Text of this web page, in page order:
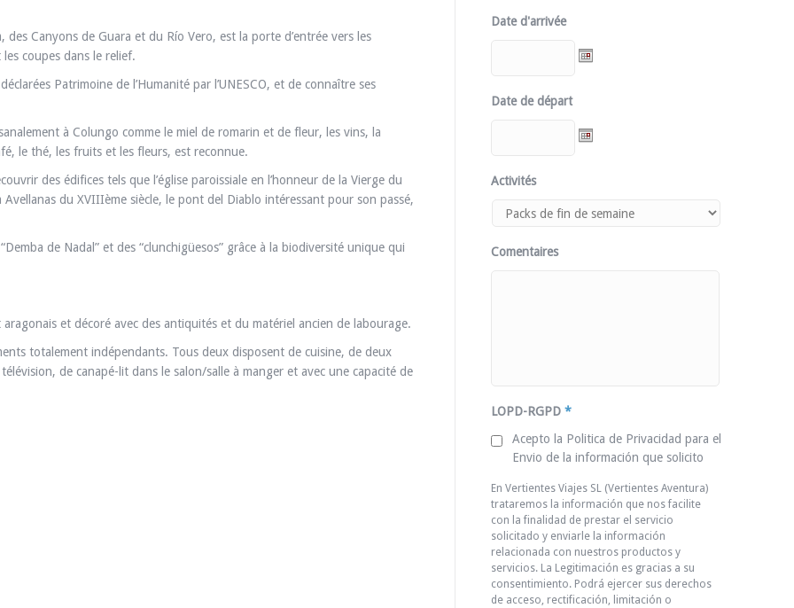
Canyons de Guara et du Río Vero, est la porte d’entrée vers les
coupes dans le relief.
Patrimoine de l’Humanité par l’UNESCO, et de connaître ses
à Colungo comme le miel de romarin et de fleur, les vins, la
le thé, les fruits et les fleurs, est reconnue.
des édifices tels que l’église paroissiale en l’honneur de la Vierge du
du XVIIIème siècle, le pont del Diablo intéressant pour son passé,
de Nadal” et des “clunchigüesos” grâce à la biodiversité unique qui
et décoré avec des antiquités et du matériel ancien de labourage.
totalement indépendants. Tous deux disposent de cuisine, de deux
de canapé-lit dans le salon/salle à manger et avec une capacité de
Date d'arrivée
Date de départ
Activités
Comentaires
LOPD-RGPD *
Acepto la Politica de Privacidad para el
Envio de la información que solicito
En Vertientes Viajes SL (Vertientes Aventura)
trataremos la información que nos facilite
con la finalidad de prestar el servicio
solicitado y enviarle la información
relacionada con nuestros productos y
servicios. La Legitimación es gracias a su
consentimiento. Podrá ejercer sus derechos
de acceso, rectificación, limitación o